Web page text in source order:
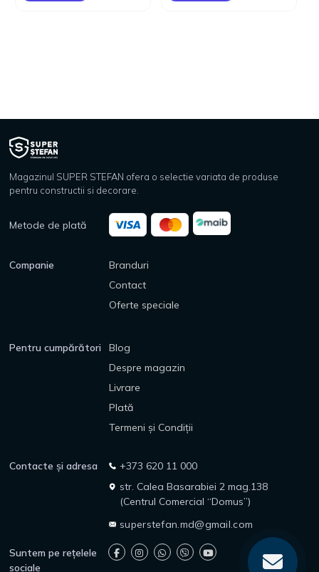
Magazinul SUPER STEFAN ofera o selectie variata de produse
pentru constructii si decorare.
Metode de plată
Companie
Branduri
Contact
Oferte speciale
Pentru cumpărători
Blog
Despre magazin
Livrare
Plată
Termeni și Condiții
Contacte și adresa
+373 620 11 000
str. Calea Basarabiei 2 mag.138
(Centrul Comercial “Domus”)
superstefan.md@gmail.com
Suntem pe rețelele
sociale